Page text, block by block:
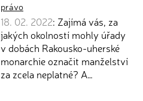
právo
18. 02. 2022: Zajímá vás, za
jakých okolností mohly úřady
v dobách Rakousko-uherské
monarchie označit manželství
za zcela neplatné? A…